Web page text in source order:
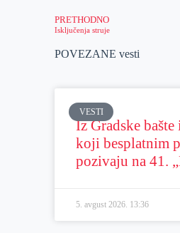
PRETHODNO
Isključenja struje
POVEZANE vesti
VESTI
Iz Gradske
koji besplatnim
pozivaju na 41.
5. avgust 2026. 13:36